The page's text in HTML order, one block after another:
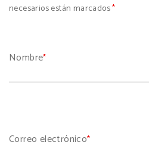
necesarios están marcados*
Nombre*
Correo electrónico*